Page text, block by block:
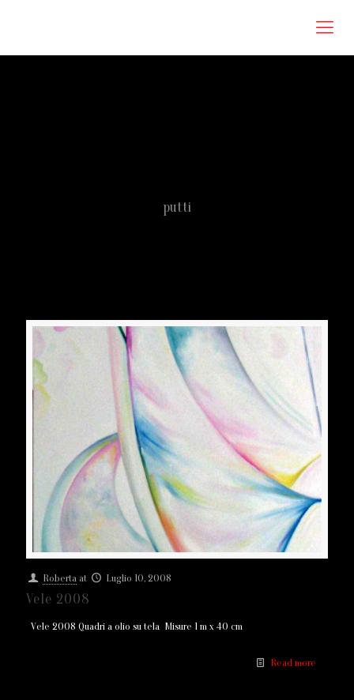
putti
Roberta at Luglio 10, 2008
Vele 2008
Vele 2008 Quadri a olio su tela Misure 1 m x 40 cm
Read more